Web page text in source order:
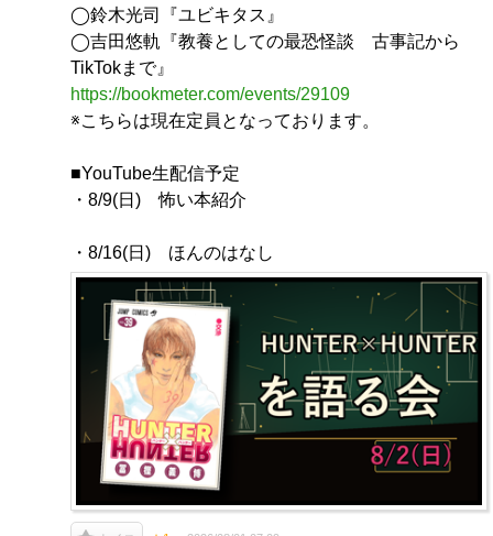
◯鈴木光司『ユビキタス』
◯吉田悠軌『教養としての最恐怪談 古事記から
TikTokまで』
https://bookmeter.com/events/29109
※こちらは現在定員となっております。
■YouTube生配信予定
・8/9(日) 怖い本紹介
・8/16(日) ほんのはなし